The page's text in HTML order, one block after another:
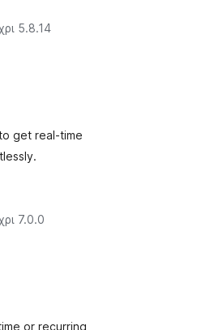
5.8.14
get real-time
7.0.0
or recurring